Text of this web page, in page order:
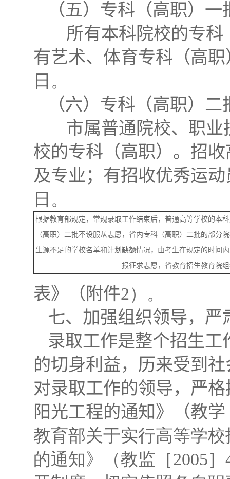
（五）专科（高职）一
所有本科院校的专科
有艺术、体育专科（高
日。
（六）专科（高职）二
市属普通院校、职业
校的专科（高职）。招
及专业；有招收优秀运
日。
根据教育部规定，常规录取工作结束后，普通高等学校的本
（高职）二批不设服从志愿，省内专科（高职）二批的部分
生源不足的学校名单和计划缺额情况，由考生在规定的时间
报征求志愿，省教育招生教育院
表》（附件2）。
七、加强组织领导，严
录取工作是整个招生
的切身利益，历来受到
对录取工作的领导，严
阳光工程的通知》（教学
教育部关于实行高等学
的通知》（教监［2005